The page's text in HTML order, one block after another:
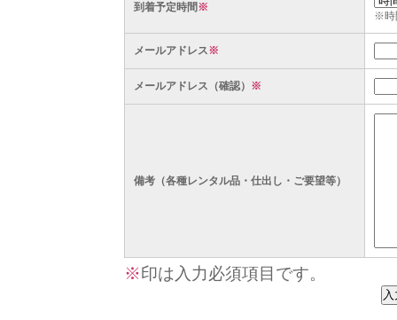
到着予定時間※
※時
メールアドレス※
メールアドレス（確認） ※
備考（各種レンタル品・仕出し・ご要望等）
※印は入力必須項目です。